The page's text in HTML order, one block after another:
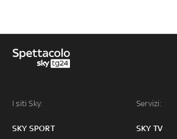
I siti Sky:
SKY SPORT
Servizi:
SKY TV